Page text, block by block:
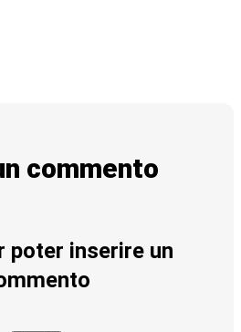
commento
poter inserire un